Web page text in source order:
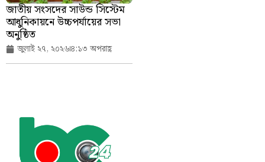
জাতীয় সংসদের সাউন্ড সিস্টেম
আধুনিকায়নে উচ্চপর্যায়ের সভা
অনুষ্ঠিত
জুলাই ২৭, ২০২৬৪:১৩ অপরাহ্ণ